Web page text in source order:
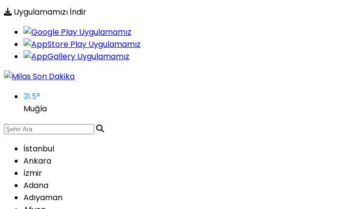
Uygulamamızı İndir
31.5°
Muğla
İstanbul
Ankara
İzmir
Adana
Adıyaman